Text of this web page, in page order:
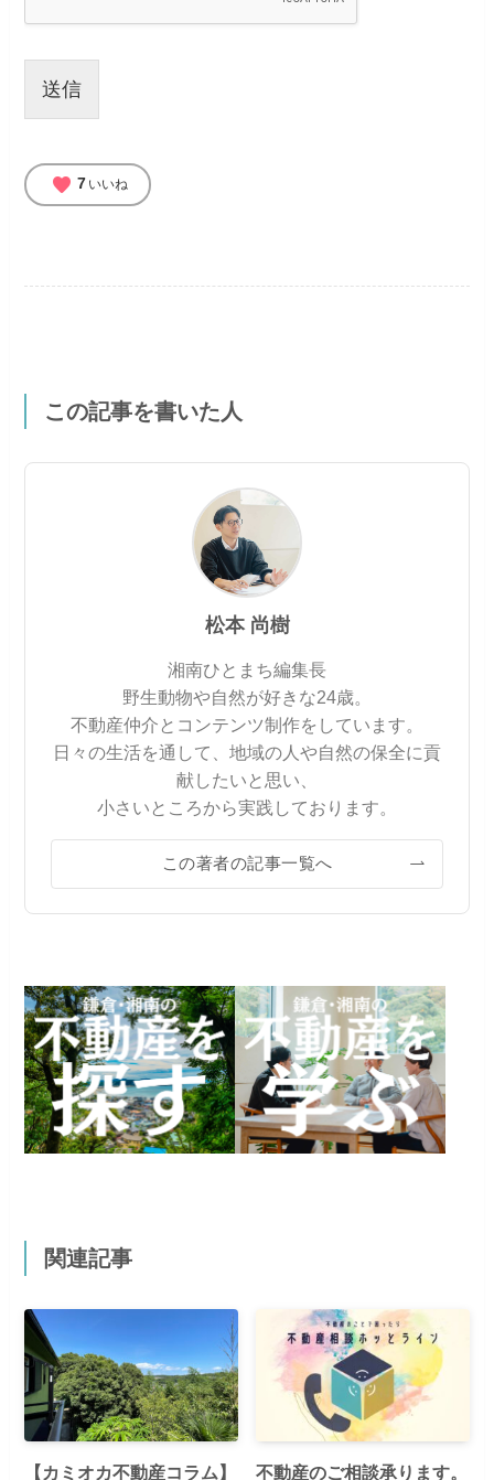
送信
favorite 7 いいね
この記事を書いた人
松本 尚樹
湘南ひとまち編集長
野生動物や自然が好きな24歳。
不動産仲介とコンテンツ制作をしています。
日々の生活を通して、地域の人や自然の保全に貢
献したいと思い、
小さいところから実践しております。
この著者の記事一覧へ
関連記事
【カミオカ不動産コラム】
不動産のご相談承ります。